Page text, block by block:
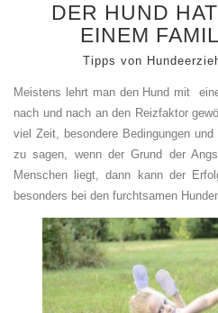
DER HUND
EINEM
Tipps von
Meistens lehrt man den Hund mit
nach und nach an den Reizfaktor
viel Zeit, besondere Bedingungen
zu sagen, wenn der Grund der
Menschen liegt, dann kann der
besonders bei den furchtsamen